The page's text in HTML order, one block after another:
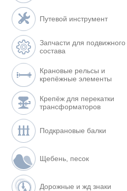
Путевой инструмент
Запчасти для подвижного
состава
Крановые рельсы и
крепёжные элементы
Крепёж для перекатки
трансформаторов
Подкрановые балки
Щебень, песок
Дорожные и жд знаки